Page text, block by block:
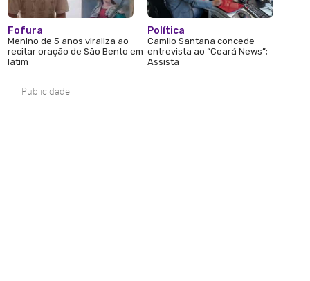
Fofura
Menino de 5 anos viraliza ao
recitar oração de São Bento em
latim
Política
Camilo Santana concede
entrevista ao “Ceará News”;
Assista
Publicidade